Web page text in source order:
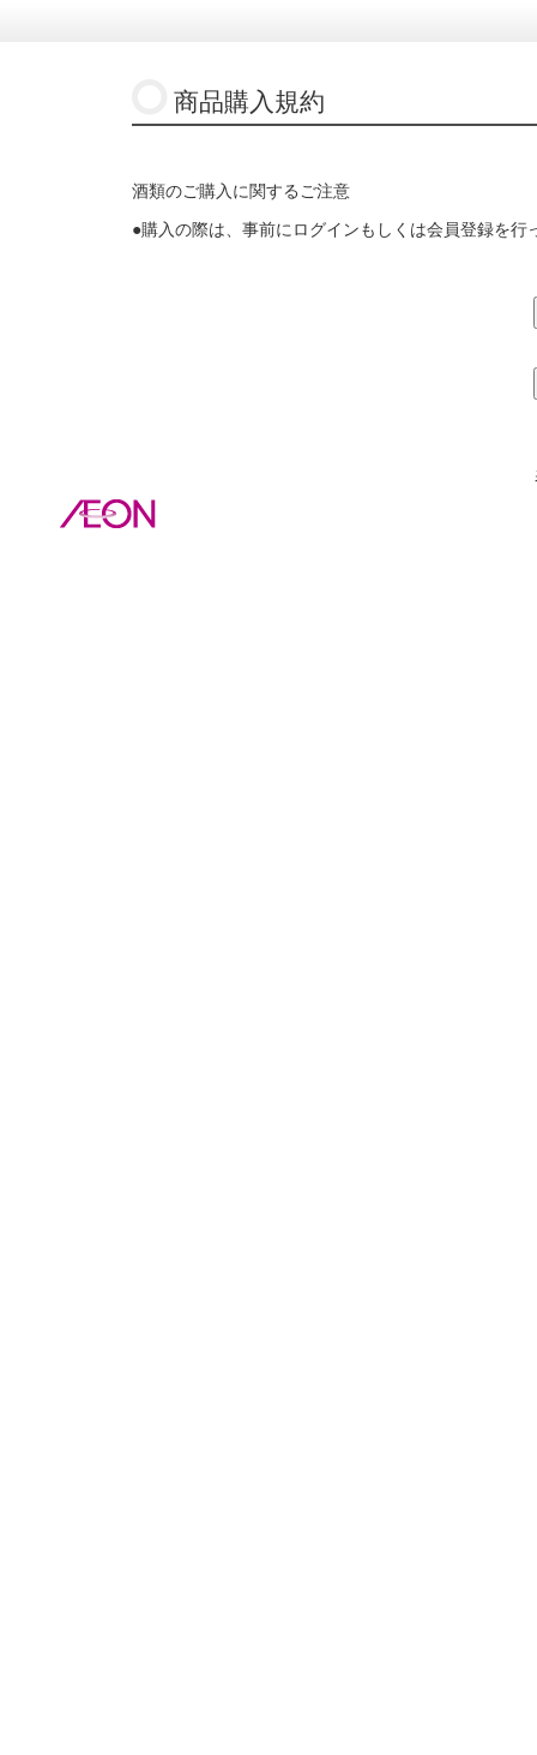
商品購入規約
酒類のご購入に関するご注意
●購入の際は、事前にログインもしくは会員登録を